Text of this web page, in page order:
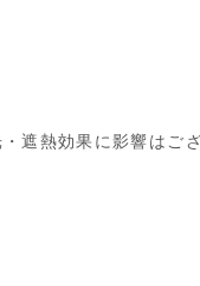
遮熱効果に影響はご